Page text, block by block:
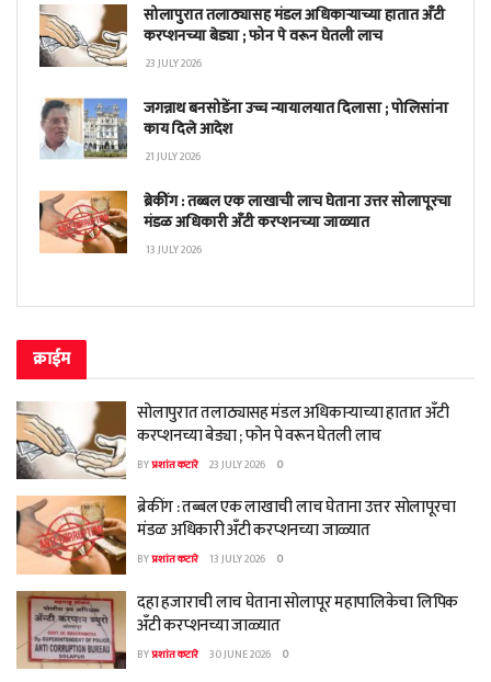
सोलापुरात तलाठ्यासह मंडल अधिकाऱ्याच्या हातात अँटी
करप्शनच्या बेड्या ; फोन पे वरून घेतली लाच
23 JULY 2026
जगन्नाथ बनसोडेंना उच्च न्यायालयात दिलासा ; पोलिसांना
काय दिले आदेश
21 JULY 2026
ब्रेकींग : तब्बल एक लाखाची लाच घेताना उत्तर सोलापूरचा
मंडळ अधिकारी अँटी करप्शनच्या जाळ्यात
13 JULY 2026
क्राईम
सोलापुरात तलाठ्यासह मंडल अधिकाऱ्याच्या हातात अँटी
करप्शनच्या बेड्या ; फोन पे वरून घेतली लाच
BYप्रशांत कटारे 23 JULY 2026 0
ब्रेकींग : तब्बल एक लाखाची लाच घेताना उत्तर सोलापूरचा
मंडळ अधिकारी अँटी करप्शनच्या जाळ्यात
BYप्रशांत कटारे 13 JULY 2026 0
दहा हजाराची लाच घेताना सोलापूर महापालिकेचा लिपिक
अँटी करप्शनच्या जाळ्यात
BYप्रशांत कटारे 30 JUNE 2026 0